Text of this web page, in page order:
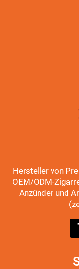
Hersteller von
OEM/ODM-
Anzünder und